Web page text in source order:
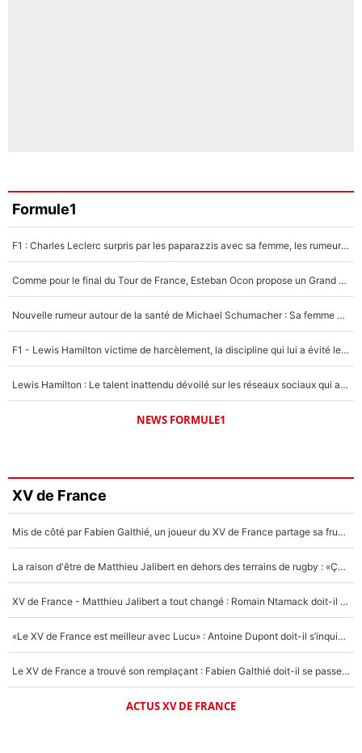
Formule1
F1 : Charles Leclerc surpris par les paparazzis avec sa femme, les rumeurs étaient vraies !
Comme pour le final du Tour de France, Esteban Ocon propose un Grand Prix de Formule 1 à Paris : «Autour de l’Arc de Triomphe, ce serait génial» !
Nouvelle rumeur autour de la santé de Michael Schumacher : Sa femme Corinna sort du silence
F1 - Lewis Hamilton victime de harcèlement, la discipline qui lui a évité le pire : «J'aurais probablement mal tourné»
Lewis Hamilton : Le talent inattendu dévoilé sur les réseaux sociaux qui a impressionné Kim Kardashian pendant leurs vacances en amoureux !
NEWS FORMULE1
XV de France
Mis de côté par Fabien Galthié, un joueur du XV de France partage sa frustration : «ils ne me l’ont pas dit tout de suite»
La raison d'être de Matthieu Jalibert en dehors des terrains de rugby : «Ça m'atteint autant que si tu touches à un membre de ma famille»
XV de France - Matthieu Jalibert a tout changé : Romain Ntamack doit-il s’inquiéter pour sa place à un an de la Coupe du monde ?
«Le XV de France est meilleur avec Lucu» : Antoine Dupont doit-il s’inquiéter pour sa place ?
Le XV de France a trouvé son remplaçant : Fabien Galthié doit-il se passer d'Antoine Dupont ?
ACTUS XV DE FRANCE